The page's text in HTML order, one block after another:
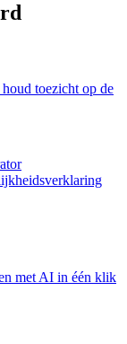
toezicht op de
met AI in één klik